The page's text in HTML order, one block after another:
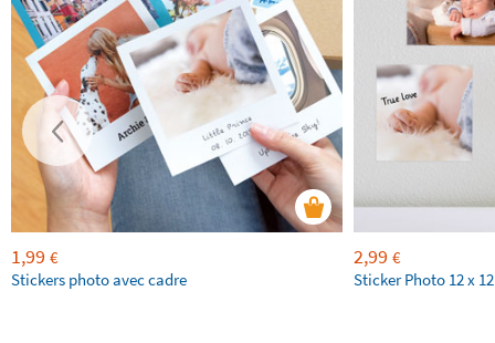
1,99 €
Stickers photo avec cadre
2,99 €
Sticker Photo 12 x